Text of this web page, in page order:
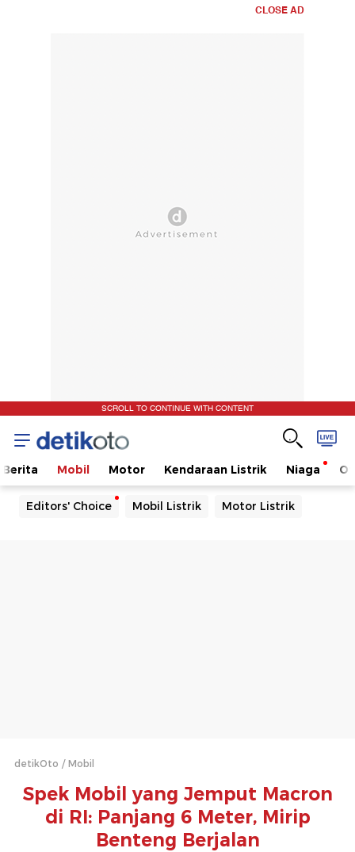
CLOSE AD
SCROLL TO CONTINUE WITH CONTENT
Berita Mobil Motor Kendaraan Listrik Niaga
Editors' Choice Mobil Listrik Motor Listrik
detikOto Mobil
Spek Mobil yang Jemput Macron
di RI: Panjang 6 Meter, Mirip
Benteng Berjalan